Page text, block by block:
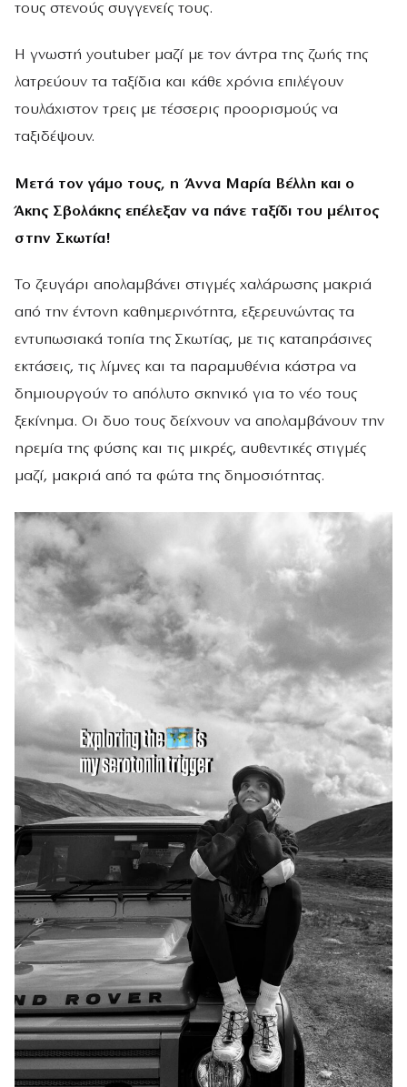
τους στενούς συγγενείς τους.
Η γνωστή youtuber μαζί με τον άντρα της ζωής της
λατρεύουν τα ταξίδια και κάθε χρόνια επιλέγουν
τουλάχιστον τρεις με τέσσερις προορισμούς να
ταξιδέψουν.
Μετά τον γάμο τους, η Άννα Μαρία Βέλλη και ο
Άκης Σβολάκης επέλεξαν να πάνε ταξίδι του μέλιτος
στην Σκωτία!
Το ζευγάρι απολαμβάνει στιγμές χαλάρωσης μακριά
από την έντονη καθημερινότητα, εξερευνώντας τα
εντυπωσιακά τοπία της Σκωτίας, με τις καταπράσινες
εκτάσεις, τις λίμνες και τα παραμυθένια κάστρα να
δημιουργούν το απόλυτο σκηνικό για το νέο τους
ξεκίνημα. Οι δυο τους δείχνουν να απολαμβάνουν την
ηρεμία της φύσης και τις μικρές, αυθεντικές στιγμές
μαζί, μακριά από τα φώτα της δημοσιότητας.